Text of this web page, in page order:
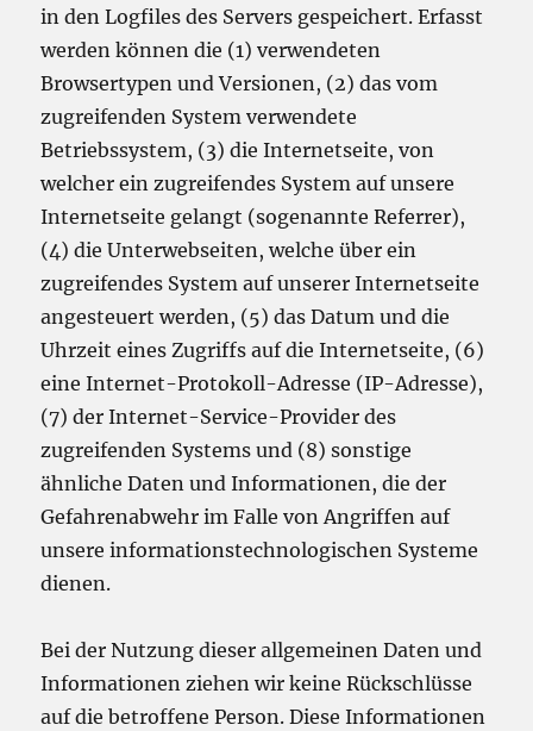
in den Logfiles des Servers gespeichert. Erfasst
werden können die (1) verwendeten
Browsertypen und Versionen, (2) das vom
zugreifenden System verwendete
Betriebssystem, (3) die Internetseite, von
welcher ein zugreifendes System auf unsere
Internetseite gelangt (sogenannte Referrer),
(4) die Unterwebseiten, welche über ein
zugreifendes System auf unserer Internetseite
angesteuert werden, (5) das Datum und die
Uhrzeit eines Zugriffs auf die Internetseite, (6)
eine Internet-Protokoll-Adresse (IP-Adresse),
(7) der Internet-Service-Provider des
zugreifenden Systems und (8) sonstige
ähnliche Daten und Informationen, die der
Gefahrenabwehr im Falle von Angriffen auf
unsere informationstechnologischen Systeme
dienen.
Bei der Nutzung dieser allgemeinen Daten und
Informationen ziehen wir keine Rückschlüsse
auf die betroffene Person. Diese Informationen